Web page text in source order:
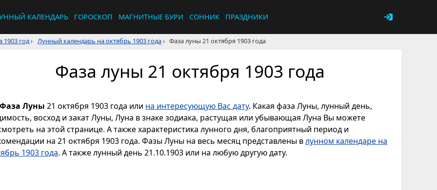
КАЛЕНДАРЬ ГОРОСКОП МАГНИТНЫЕ БУРИ СОННИК ПРАЗДНИКИ
1903 год› Лунный календарь на октябрь 1903 года› Фаза луны 21 октября 1903 года
Фаза луны 21 октября 1903 года
Фаза Луны 21 октября 1903 года или на интересующую Вас дату. Какая фаза Луны, лунный день,
восход и закат Луны, Луна в знаке зодиака, растущая или убывающая Луна Вы можете
на этой странице. А также характеристика лунного дня, благоприятный период и
на 21 октября 1903 года. Фазы Луны на весь месяц представлены влунном календаре на
1903 года. А также лунный день 21.10.1903 или на любую другую дату.